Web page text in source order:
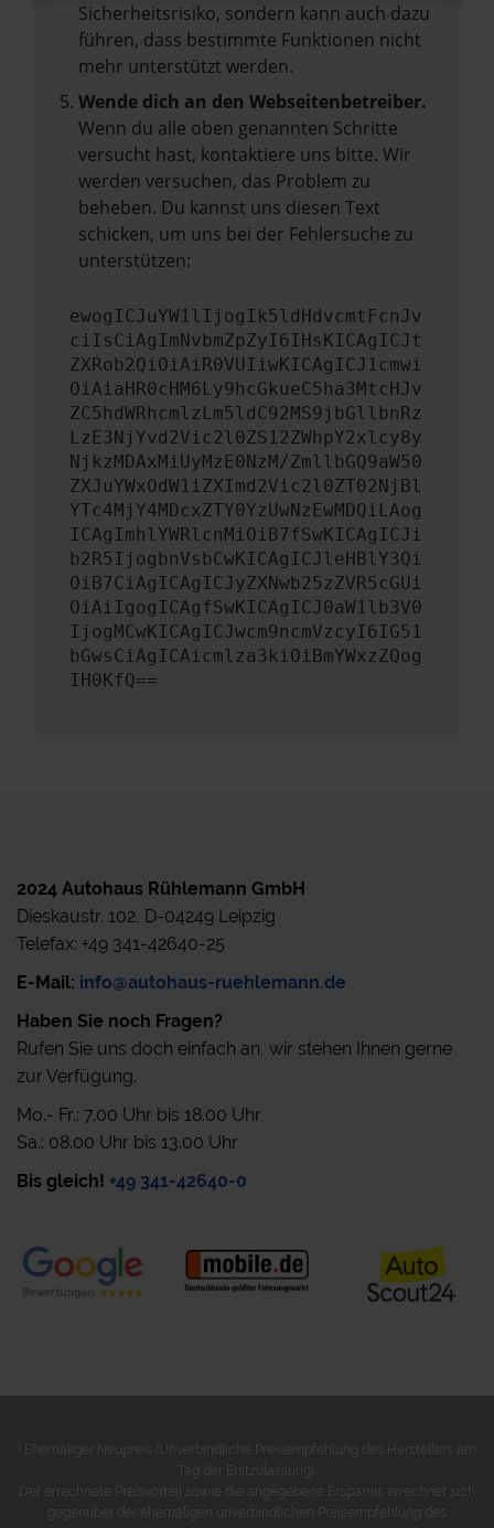
Sicherheitsrisiko, sondern kann auch dazu
führen, dass bestimmte Funktionen nicht
mehr unterstützt werden.
Wende dich an den Webseitenbetreiber.
Wenn du alle oben genannten Schritte
versucht hast, kontaktiere uns bitte. Wir
werden versuchen, das Problem zu
beheben. Du kannst uns diesen Text
schicken, um uns bei der Fehlersuche zu
unterstützen:
ewogICJuYW1lIjogIk5ldHdvcmtFcnJv
ciIsCiAgImNvbmZpZyI6IHsKICAgICJt
ZXRob2QiOiAiR0VUIiwKICAgICJ1cmwi
OiAiaHR0cHM6Ly9hcGkueC5ha3MtcHJv
ZC5hdWRhcmlzLm5ldC92MS9jbGllbnRz
LzE3NjYvd2Vic2l0ZS12ZWhpY2xlcy8y
NjkzMDAxMiUyMzE0NzM/ZmllbGQ9aW50
ZXJuYWxOdW1iZXImd2Vic2l0ZT02NjBl
YTc4MjY4MDcxZTY0YzUwNzEwMDQiLAog
ICAgImhlYWRlcnMiOiB7fSwKICAgICJi
b2R5IjogbnVsbCwKICAgICJleHBlY3Qi
OiB7CiAgICAgICJyZXNwb25zZVR5cGUi
OiAiIgogICAgfSwKICAgICJ0aW1lb3V0
IjogMCwKICAgICJwcm9ncmVzcyI6IG51
bGwsCiAgICAicmlza3kiOiBmYWxzZQog
IH0KfQ==
2024 Autohaus Rühlemann GmbH
Dieskaustr. 102, D-04249 Leipzig
Telefax: +49 341-42640-25
E-Mail: info@autohaus-ruehlemann.de
Haben Sie noch Fragen?
Rufen Sie uns doch einfach an, wir stehen Ihnen gerne
zur Verfügung.
Mo.- Fr.: 7.00 Uhr bis 18.00 Uhr
Sa.: 08.00 Uhr bis 13.00 Uhr
Bis gleich! +49 341-42640-0
Ehemaliger Neupreis (Unverbindliche Preisempfehlung des Herstellers am
Tag der Erstzulassung).
Der errechnete Preisvorteil sowie die angegebene Ersparnis errechnet sich
gegenüber der ehemaligen unverbindlichen Preisempfehlung des